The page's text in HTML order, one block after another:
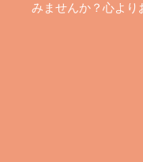
みませんか？心より